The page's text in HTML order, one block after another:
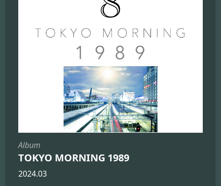
Album
TOKYO MORNING 1989
2024.03